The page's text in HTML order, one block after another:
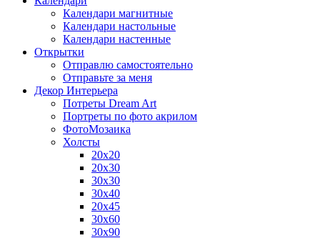
Календари магнитные
Календари настольные
Календари настенные
Открытки
Отправлю самостоятельно
Отправьте за меня
Декор Интерьера
Потреты Dream Art
Портреты по фото акрилом
ФотоМозаика
Холсты
20х20
20х30
30х30
30х40
20х45
30х60
30х90